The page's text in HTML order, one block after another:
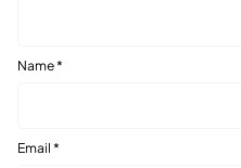
Name*
Email *